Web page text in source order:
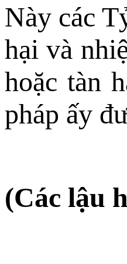
Này các
hại và
hoặc tàn
pháp ấy
(Các lậu